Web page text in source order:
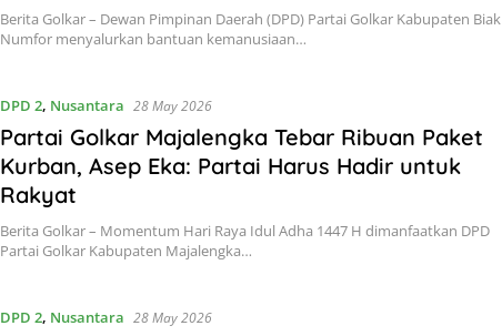
Berita Golkar – Dewan Pimpinan Daerah (DPD) Partai Golkar Kabupaten Biak
Numfor menyalurkan bantuan kemanusiaan…
DPD 2, Nusantara 28 May 2026
Partai Golkar Majalengka Tebar Ribuan Paket
Kurban, Asep Eka: Partai Harus Hadir untuk
Rakyat
Berita Golkar – Momentum Hari Raya Idul Adha 1447 H dimanfaatkan DPD
Partai Golkar Kabupaten Majalengka…
DPD 2, Nusantara 28 May 2026